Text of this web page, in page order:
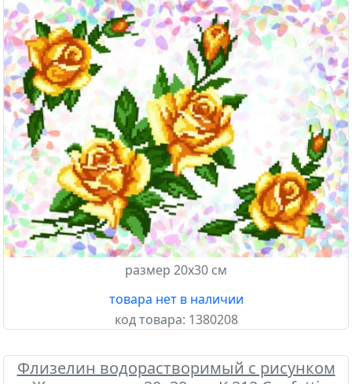
размер 20х30 см
товара нет в наличии
код товара: 1380208
Флизелин водорастворимый с рисунком